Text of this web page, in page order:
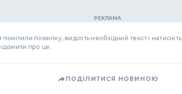
помилку, виділіть необхідний текст і натисніть
про це.
ПОДІЛИТИСЯ НОВИНОЮ